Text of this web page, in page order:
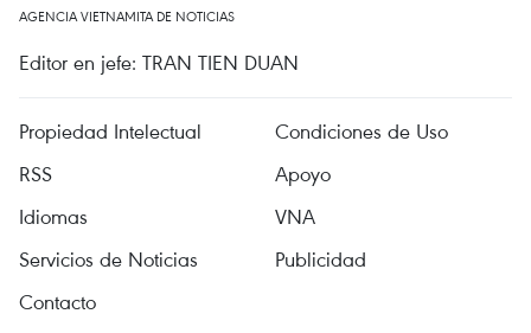
AGENCIA VIETNAMITA DE NOTICIAS
Editor en jefe: TRAN TIEN DUAN
Propiedad Intelectual
Condiciones de Uso
RSS
Apoyo
Idiomas
VNA
Servicios de Noticias
Publicidad
Contacto